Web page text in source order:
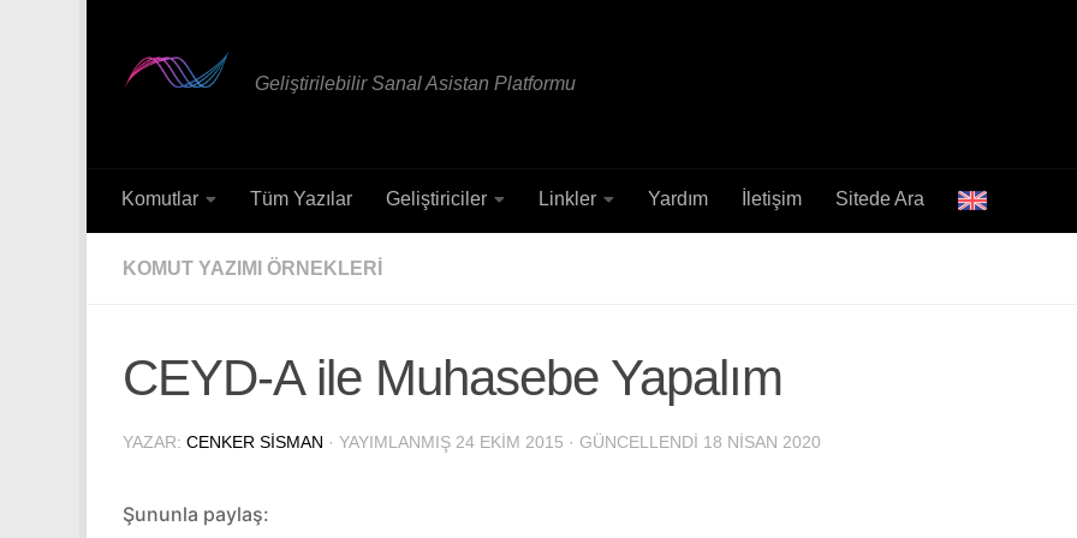
Geliştirilebilir Sanal Asistan Platformu
Komutlar Tüm Yazılar Geliştiriciler Linkler Yardım İletişim Sitede Ara
KOMUT YAZIMI ÖRNEKLERI
CEYD-A ile Muhasebe Yapalım
YAZAR: CENKER SISMAN · YAYIMLANMIŞ 24 EKIM 2015 · GÜNCELLENDI 18 NISAN 2020
Şununla paylaş: